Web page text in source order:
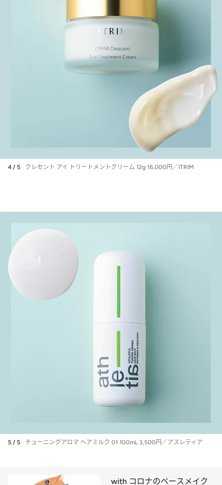
4 / 5 クレセント アイ トリートメントクリーム 12g 16,000円／ITRIM
5 / 5 チューニングアロマ ヘアミルク 01 100mL 3,500円／アスレティア
with コロナのベースメイク